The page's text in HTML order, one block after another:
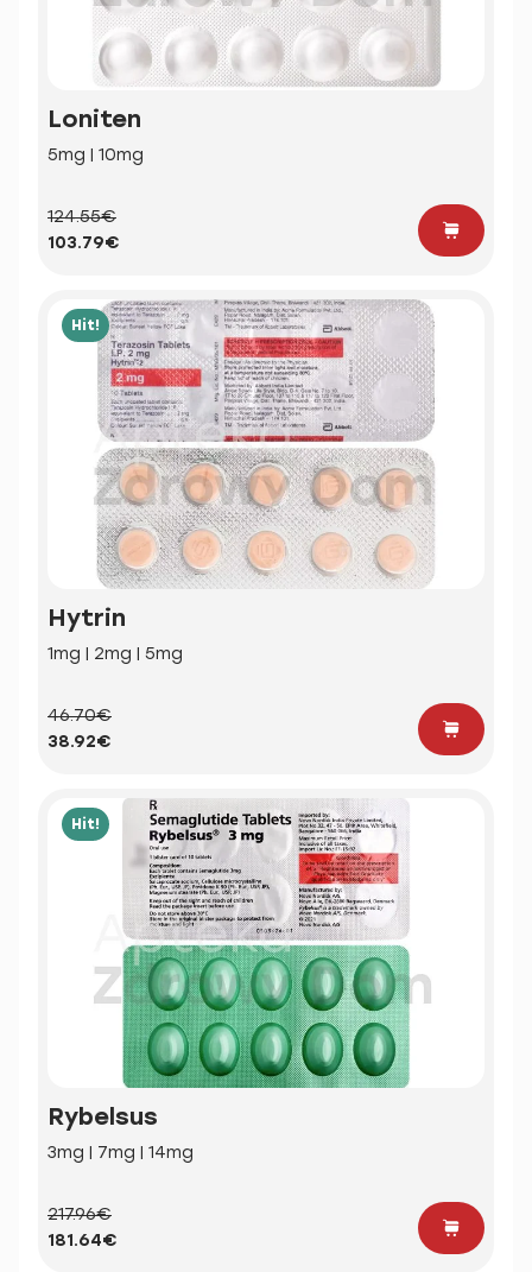
Loniten
5mg | 10mg
124.55€
103.79€
Hit!
Hytrin
1mg | 2mg | 5mg
46.70€
38.92€
Hit!
Rybelsus
3mg | 7mg | 14mg
217.96€
181.64€